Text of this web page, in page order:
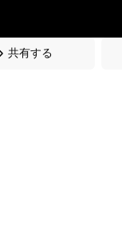
共有する